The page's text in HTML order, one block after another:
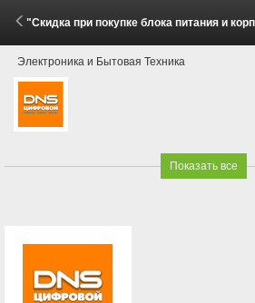
"Скидка при покупке блока питания и корпуса для ПК Deepcool!" (14 Мая - 11
Электроника и Бытовая Техника
Показать все